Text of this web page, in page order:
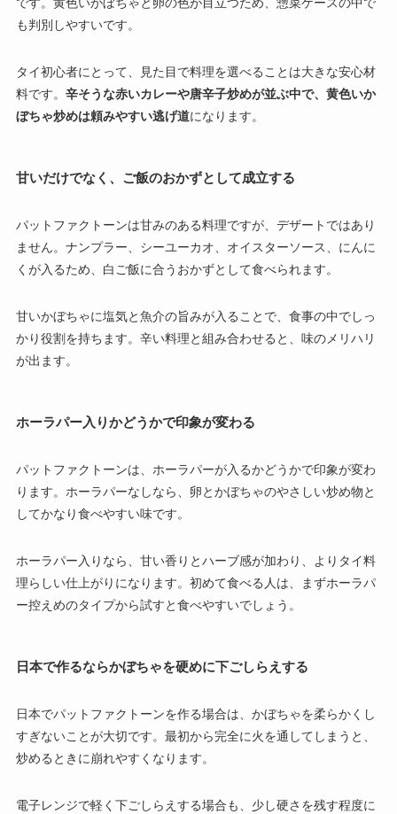
も判別しやすいです。
タイ初心者にとって、見た目で料理を選べることは大きな安心材
料です。 辛そうな赤いカレーや唐辛子炒めが並ぶ中で、黄色いか
ぼちゃ炒めは頼みやすい逃げ道になります。
甘いだけでなく、ご飯のおかずとして成立する
パットファクトーンは甘みのある料理ですが、デザートではあり
ません。ナンプラー、シーユーカオ、オイスターソース、にんに
くが入るため、白ご飯に合うおかずとして食べられます。
甘いかぼちゃに塩気と魚介の旨みが入ることで、食事の中でしっ
かり役割を持ちます。辛い料理と組み合わせると、味のメリハリ
が出ます。
ホーラパー入りかどうかで印象が変わる
パットファクトーンは、ホーラパーが入るかどうかで印象が変わ
ります。ホーラパーなしなら、卵とかぼちゃのやさしい炒め物と
してかなり食べやすい味です。
ホーラパー入りなら、甘い香りとハーブ感が加わり、よりタイ料
理らしい仕上がりになります。初めて食べる人は、まずホーラパ
ー控えめのタイプから試すと食べやすいでしょう。
日本で作るならかぼちゃを硬めに下ごしらえする
日本でパットファクトーンを作る場合は、かぼちゃを柔らかくし
すぎないことが大切です。最初から完全に火を通してしまうと、
炒めるときに崩れやすくなります。
電子レンジで軽く下ごしらえする場合も、少し硬さを残す程度に